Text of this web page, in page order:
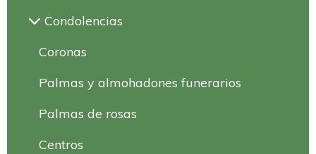
Condolencias
Coronas
Palmas y almohadones funerarios
Palmas de rosas
Centros